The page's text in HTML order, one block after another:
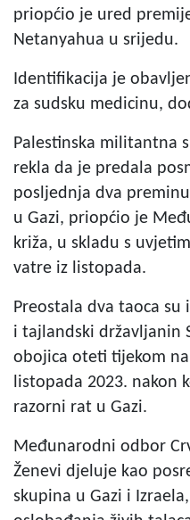
priopćio je ured
Netanyahua u srijedu.
Identifikacija je
za sudsku medicinu,
Palestinska militantna
rekla da je predala
posljednja dva
u Gazi, priopćio je
križa, u skladu s
vatre iz listopada.
Preostala dva taoca su
i tajlandski državljanin
obojica oteti tijekom
listopada 2023. nakon
razorni rat u Gazi.
Međunarodni odbor
Ženevi djeluje kao
skupina u Gazi i